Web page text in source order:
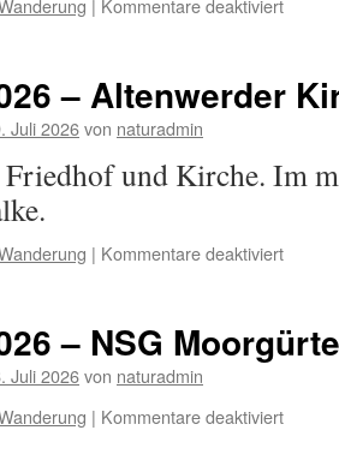
| Kommentare deaktiviert
–
– Altenwerder
Juli 2026von naturadmin
und Kirche. Im
| Kommentare deaktiviertfür
–
– NSG
Juli 2026von naturadmin
| Kommentare deaktiviertfür